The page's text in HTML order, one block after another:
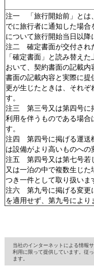
注一 「旅行開始前」とは
でに旅行者に通知した場
について旅行開始当日以降
注二 確定書面が交付され
「確定書面」と読み替え
おいて、契約書面の記載
書面の記載内容と実際に
更が生じたときは、それ
す。
注三 第三号又は第四号に
利用を伴うものである場
す。
注四 第四号に掲げる運送
は設備がより高いものへの
注五 第四号又は第七号若
又は一泊の中で複数生じ
つき一件として取り扱いま
注六 第九号に掲げる変更
を適用せず、第九号により
当社のインターネットによる情報
利用に限って提供しています。従
ます。